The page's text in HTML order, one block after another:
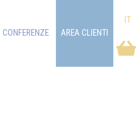
CONFERENZE AREA CLIENTI
IT